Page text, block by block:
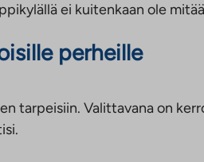
ei kuitenkaan ole
perheille
tarpeisiin. Valittavana on